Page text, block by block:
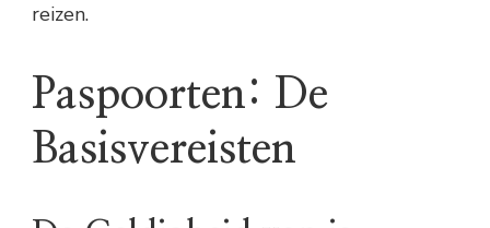
reizen.
Paspoorten: De
Basisvereisten